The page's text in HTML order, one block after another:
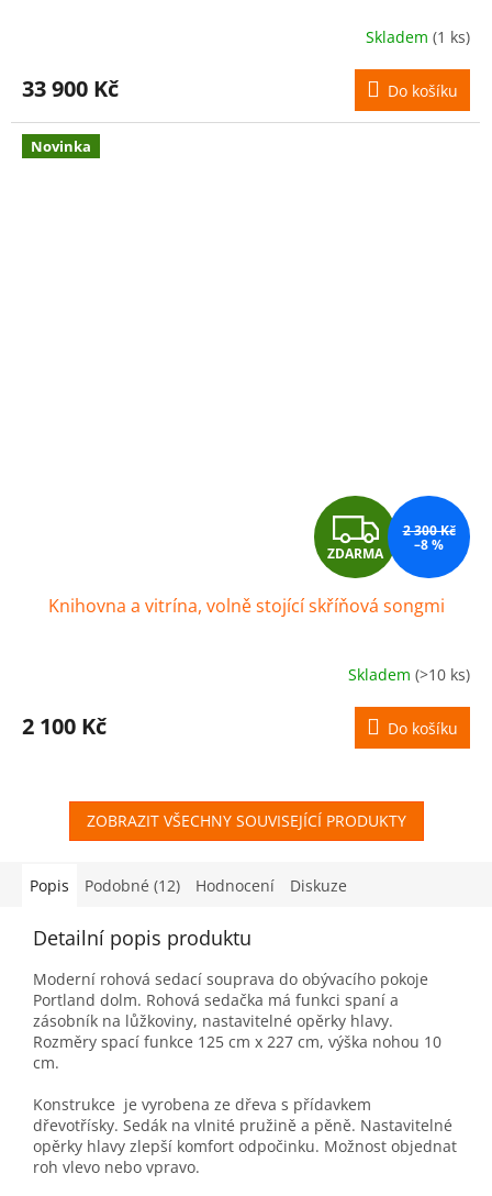
Skladem (1 ks)
33 900 Kč Do košíku
Novinka
Z
D
A
R
M
A
ZDARMA
2 300 Kč
–8 %
Knihovna a vitrína, volně stojící skříňová songmi
Skladem (>10 ks)
2 100 Kč Do košíku
ZOBRAZIT VŠECHNY SOUVISEJÍCÍ PRODUKTY
Popis Podobné (12) Hodnocení Diskuze
Detailní popis produktu
Moderní rohová sedací souprava do obývacího pokoje
Portland dolm. Rohová sedačka má funkci spaní a
zásobník na lůžkoviny, nastavitelné opěrky hlavy.
Rozměry spací funkce 125 cm x 227 cm, výška nohou 10
cm.
Konstrukce je vyrobena ze dřeva s přídavkem
dřevotřísky. Sedák na vlnité pružině a pěně. Nastavitelné
opěrky hlavy zlepší komfort odpočinku. Možnost objednat
roh vlevo nebo vpravo.